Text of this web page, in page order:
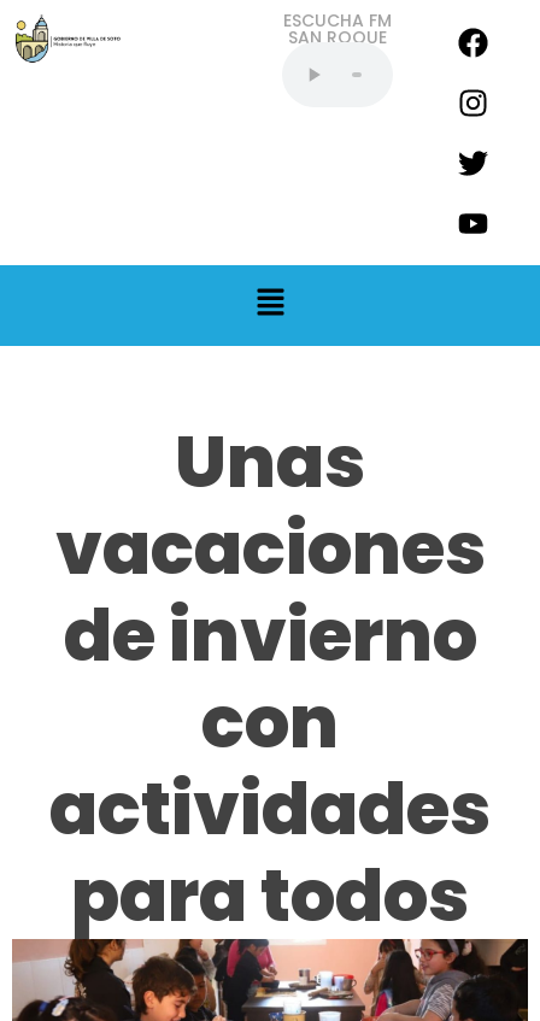
ESCUCHA FM
SAN ROQUE
Unas
vacaciones
de invierno
con
actividades
para todos